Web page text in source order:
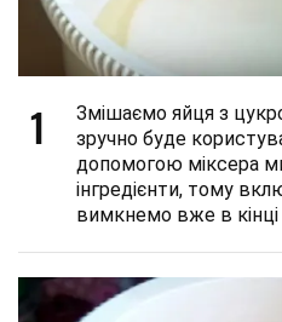
1
Змішаємо яйця з
зручно буде
допомогою міксера
інгредієнти, тому
вимкнемо вже в кінці